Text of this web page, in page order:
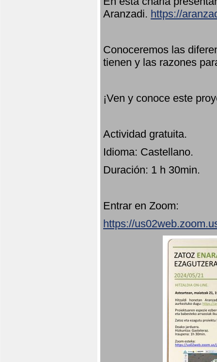
Aranzadi. https://
Conoceremos las
tienen y las razones
¡Ven y conoce este
Actividad gratuita.
Idioma: Castellano.
Duración: 1 h 30min.
Entrar en Zoom:
https://